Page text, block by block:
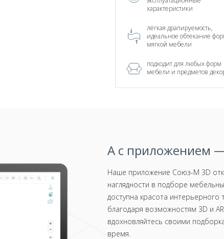
характеристики
лёгкая драпируемость,
идеальное обтекание
мягкой мебели
подходит для любых форм
мебели и предметов
А с приложением
Наше приложение Союз-М 3D
наглядности в подборе
доступна красота интерьерного
благодаря возможностям 3D и
вдохновляйтесь своими
время.